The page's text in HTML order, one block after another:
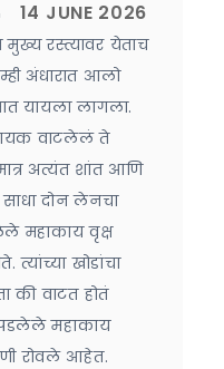
मुख्य रस्त्यावर येताच
अंधारात आलो
यायला लागला.
वाटलेलं ते
अत्यंत शांत आणि
साधा दोन लेनचा
महाकाय वृक्ष
त्यांच्या खोडांचा
की वाटत होतं
पडलेले महाकाय
रोवले आहेत.